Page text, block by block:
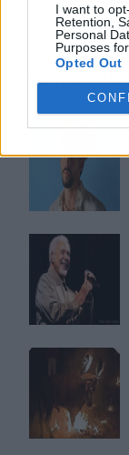
I want to
Retention,
Personal
Purposes
Opted Out
Los más